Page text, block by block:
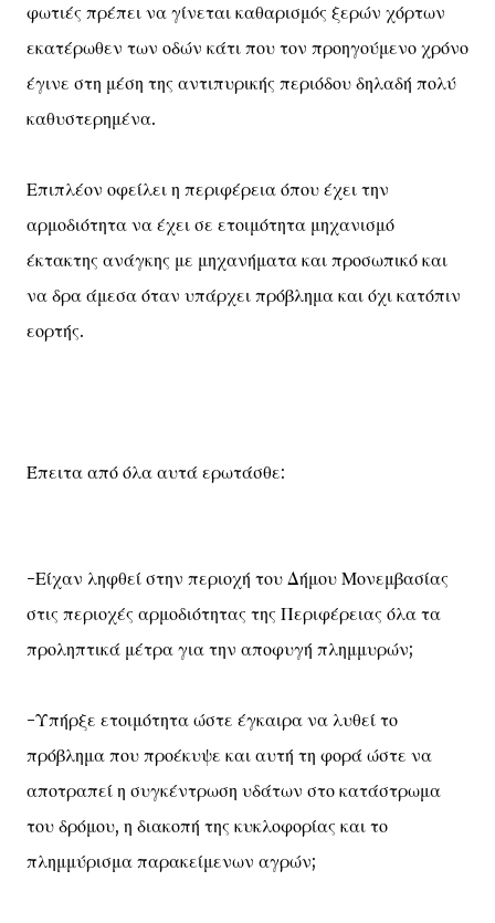
φωτιές πρέπει να γίνεται καθαρισμός ξερών χόρτων
εκατέρωθεν των οδών κάτι που τον προηγούμενο χρόνο
έγινε στη μέση της αντιπυρικής περιόδου δηλαδή πολύ
καθυστερημένα.
Επιπλέον οφείλει η περιφέρεια όπου έχει την
αρμοδιότητα να έχει σε ετοιμότητα μηχανισμό
έκτακτης ανάγκης με μηχανήματα και προσωπικό και
να δρα άμεσα όταν υπάρχει πρόβλημα και όχι κατόπιν
εορτής.
Έπειτα από όλα αυτά ερωτάσθε:
-Είχαν ληφθεί στην περιοχή του Δήμου Μονεμβασίας
στις περιοχές αρμοδιότητας της Περιφέρειας όλα τα
προληπτικά μέτρα για την αποφυγή πλημμυρών;
-Υπήρξε ετοιμότητα ώστε έγκαιρα να λυθεί το
πρόβλημα που προέκυψε και αυτή τη φορά ώστε να
αποτραπεί η συγκέντρωση υδάτων στο κατάστρωμα
του δρόμου, η διακοπή της κυκλοφορίας και το
πλημμύρισμα παρακείμενων αγρών;